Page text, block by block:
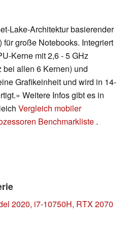
Lake-Architektur basierender
große Notebooks. Integriert
Kerne mit 2,6 - 5 GHz
allen 6 Kernen) und
Grafikeinheit und wird in 14-
Weitere Infos gibt es in
Vergleich mobiler
Benchmarkliste .
2020, i7-10750H, RTX 2070